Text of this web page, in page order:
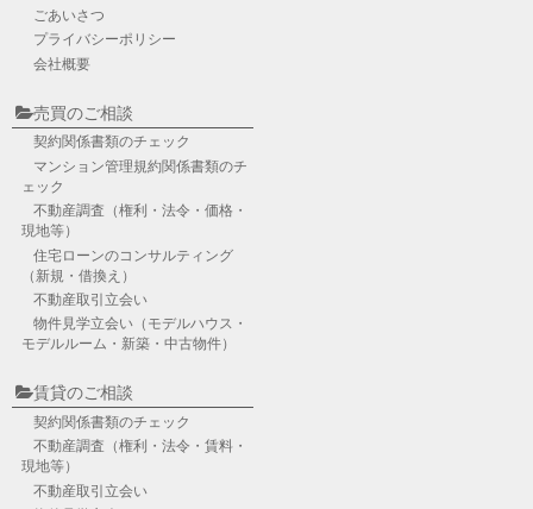
ごあいさつ
プライバシーポリシー
会社概要
売買のご相談
契約関係書類のチェック
マンション管理規約関係書類のチ
ェック
不動産調査
（権利・法令・価格・
現地等）
住宅ローンのコンサルティング
（新規・借換え）
不動産取引立会い
物件見学立会い （モデルハウス・
モデルルーム・新築・中古物件）
賃貸のご相談
契約関係書類のチェック
不動産調査
（権利・法令・賃料・
現地等）
不動産取引立会い